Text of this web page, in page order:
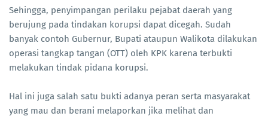
Sehingga, penyimpangan perilaku pejabat daerah yang
berujung pada tindakan korupsi dapat dicegah. Sudah
banyak contoh Gubernur, Bupati ataupun Walikota dilakukan
operasi tangkap tangan (OTT) oleh KPK karena terbukti
melakukan tindak pidana korupsi.
Hal ini juga salah satu bukti adanya peran serta masyarakat
yang mau dan berani melaporkan jika melihat dan